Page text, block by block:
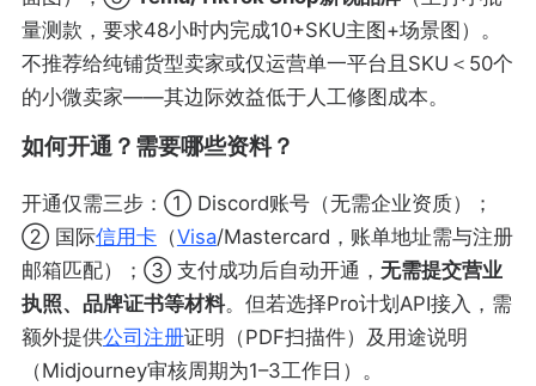
量测款，要求48小时内完成10+SKU主图+场景图）。
不推荐给纯铺货型卖家或仅运营单一平台且SKU＜50个
的小微卖家——其边际效益低于人工修图成本。
如何开通？需要哪些资料？
开通仅需三步：① Discord账号（无需企业资质）；
② 国际信用卡（Visa/Mastercard，账单地址需与注册
邮箱匹配）；③ 支付成功后自动开通， 无需提交营业
执照、品牌证书等材料。但若选择Pro计划API接入，需
额外提供公司注册证明（PDF扫描件）及用途说明
（Midjourney审核周期为1–3工作日）。